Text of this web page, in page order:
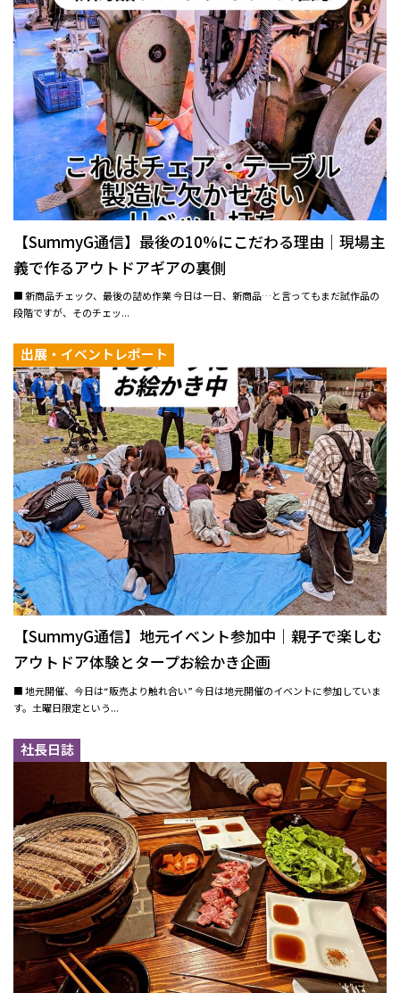
【SummyG通信】最後の10%にこだわる理由｜現場主
義で作るアウトドアギアの裏側
■ 新商品チェック、最後の詰め作業 今日は一日、新商品…と言ってもまだ試作品の
段階ですが、そのチェッ...
出展・イベントレポート
【SummyG通信】地元イベント参加中｜親子で楽しむ
アウトドア体験とタープお絵かき企画
■ 地元開催、今日は“販売より触れ合い” 今日は地元開催のイベントに参加していま
す。土曜日限定という...
社長日誌